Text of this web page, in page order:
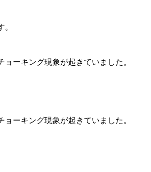
ョーキング現象が起きていました。
ョーキング現象が起きていました。